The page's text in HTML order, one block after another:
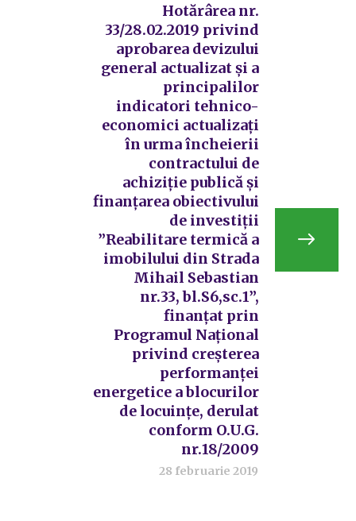
Hotărârea nr.
33/28.02.2019 privind
aprobarea devizului
general actualizat și a
principalilor
indicatori tehnico-
economici actualizați
în urma încheierii
contractului de
achiziție publică și
finanțarea obiectivului
de investiții
”Reabilitare termică a
imobilului din Strada
Mihail Sebastian
nr.33, bl.S6,sc.1”,
finanțat prin
Programul Național
privind creșterea
performanței
energetice a blocurilor
de locuințe, derulat
conform O.U.G.
nr.18/2009
28 februarie 2019